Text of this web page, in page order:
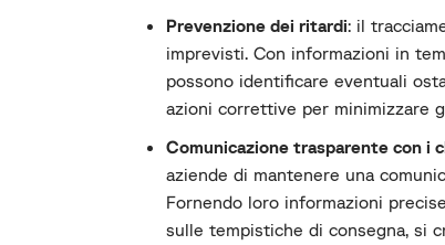
Prevenzione dei ritardi: il
imprevisti. Con informazioni in
possono identificare eventuali
azioni correttive per minimizzare
Comunicazione trasparente con i
aziende di mantenere una
Fornendo loro informazioni
sulle tempistiche di consegna, si